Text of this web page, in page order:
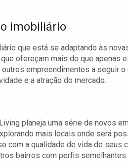
imobiliário
que está se adaptando às
ofereçam mais do que apenas
empreendimentos a seguir
e a atração do mercado.
planeja uma série de novos
mais locais onde será
com a qualidade de vida de seus
bairros com perfis semelhantes.